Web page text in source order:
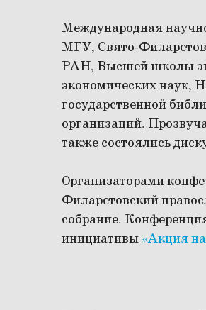
Международная
МГУ, Свято-
РАН, Высшей школы
экономических наук,
государственной
организаций.
также состоялись
Организаторами
Филаретовский
собрание.
инициативы «Акция